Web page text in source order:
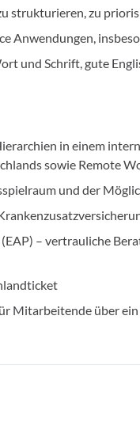
strukturieren, zu
Anwendungen,
und Schrift, gute
in einem
sowie Remote
und der
– vertrauliche
Mitarbeitende über